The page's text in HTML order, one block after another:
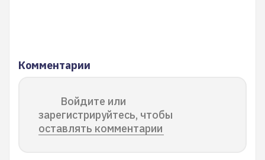
Комментарии
Войдите или
зарегистрируйтесь, чтобы
оставлять комментарии